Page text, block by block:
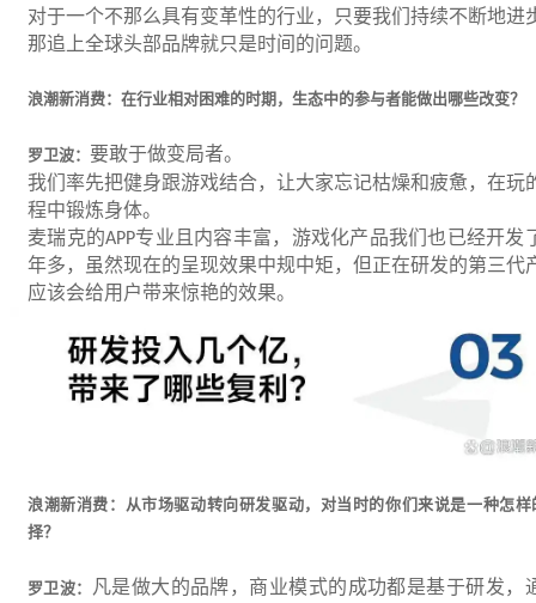
对于一个不那么具有变革性的行业，只要我们持续不断地进
那追上全球头部品牌就只是时间的问题。
浪潮新消费：在行业相对困难的时期，生态中的参与者能做出哪些改变？
罗卫波： 要敢于做变局者。
我们率先把健身跟游戏结合，让大家忘记枯燥和疲惫，在玩
程中锻炼身体。
麦瑞克的APP专业且内容丰富，游戏化产品我们也已经开发
年多，虽然现在的呈现效果中规中矩，但正在研发的第三代
应该会给用户带来惊艳的效果。
浪潮新消费：从市场驱动转向研发驱动，对当时的你们来说是一种怎样
择？
罗卫波：
凡是做大的品牌，商业模式的成功都是基于研发，